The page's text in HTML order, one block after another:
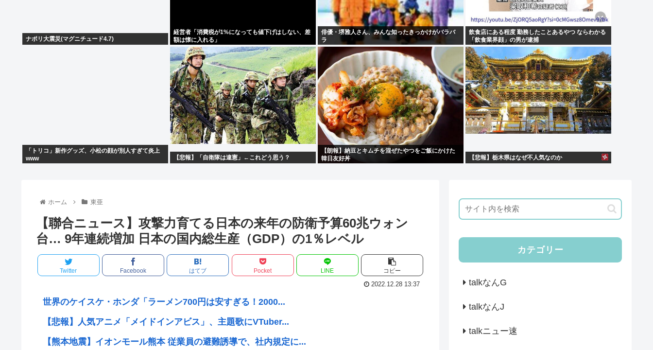
ナポリ大震災(マグニチュード4.7)
経営者「消費税が1%になっても値下げはしない、差
額は懐に入れる」
俳優・堺雅人さん、みんな知ったきっかけがバラバ
ラ
飲食店にある程度 勤務したことあるやつ ならわかる
「飲食業界顔」の男が逮捕
「トリコ」新作グッズ、小松の顔が別人すぎて炎上
www
【悲報】「自衛隊は違憲」←これどう思う？
【朗報】納豆とキムチを混ぜたやつをご飯にかけた
韓日友好丼
【悲報】栃木県はなぜ不人気なのか
ホーム 東亜
【聯合ニュース】攻撃力育てる日本の来年の防衛予算60兆ウォン
台… 9年連続増加 日本の国内総生産（GDP）の1％レベル
Twitter Facebook はてブ Pocket LINE コピー
2022.12.28 13:37
世界のケイスケ・ホンダ「ラーメン700円は安すぎる！2000...
【悲報】人気アニメ「メイドインアビス」、主題歌にVTuber...
【熊本地震】イオンモール熊本 従業員の避難誘導で、社内規定に...
カテゴリー
talkなんG
talkなんJ
talkニュー速